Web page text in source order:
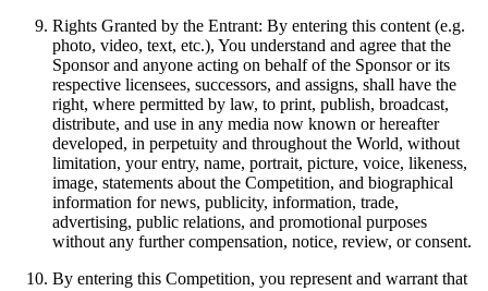
Rights Granted by the Entrant: By entering this content (e.g.
photo, video, text, etc.), You understand and agree that the
Sponsor and anyone acting on behalf of the Sponsor or its
respective licensees, successors, and assigns, shall have the
right, where permitted by law, to print, publish, broadcast,
distribute, and use in any media now known or hereafter
developed, in perpetuity and throughout the World, without
limitation, your entry, name, portrait, picture, voice, likeness,
image, statements about the Competition, and biographical
information for news, publicity, information, trade,
advertising, public relations, and promotional purposes
without any further compensation, notice, review, or consent.
By entering this Competition, you represent and warrant that